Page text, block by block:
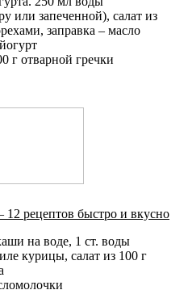
или запеченной), салат из
заправка – масло
г отварной гречки
12 рецептов быстро и вкусно
на воде, 1 ст. воды
курицы, салат из 100 г